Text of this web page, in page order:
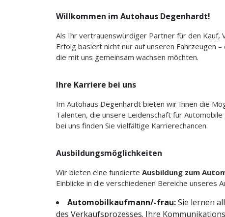
Willkommen im Autohaus Degenhardt!
Als Ihr vertrauenswürdiger Partner für den Kauf,
Erfolg basiert nicht nur auf unseren Fahrzeugen
die mit uns gemeinsam wachsen möchten.
Ihre Karriere bei uns
Im Autohaus Degenhardt bieten wir Ihnen die
Talenten, die unsere Leidenschaft für
bei uns finden Sie vielfältige Karrierechancen.
Ausbildungsmöglichkeiten
Wir bieten eine fundierte Ausbildung zum
Einblicke in die verschiedenen Bereiche unseres
Automobilkaufmann/-frau:Sie lernen
des Verkaufsprozesses. Ihre